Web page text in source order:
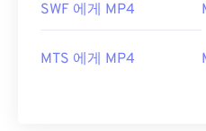
SWF 에게 MP4
MTS 에게 MP4